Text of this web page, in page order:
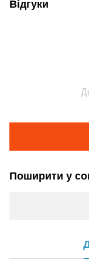
Відгуки
Поширити у